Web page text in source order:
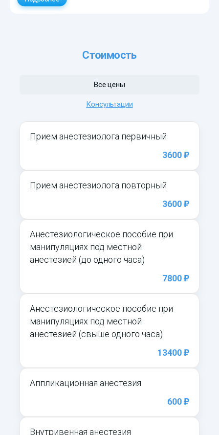
Стоимость
Все цены
Консультации
Прием анестезиолога первичный
3600)
Прием анестезиолога повторный
3600)
Анестезиологическое пособие при
манипуляциях под местной
анестезией (до одного часа)
7800)
Анестезиологическое пособие при
манипуляциях под местной
анестезией (свыше одного часа)
13400)
Аппликационная анестезия
600)
Внутривенная анестезия